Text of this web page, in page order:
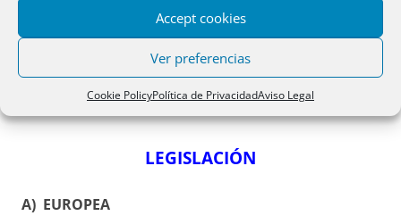
Accept cookies
Ver preferencias
Cookie PolicyPolítica de PrivacidadAviso Legal
3 En el marco de lo dispuesto por los apartados anteriores,
autorización de productos comerciales.
LEGISLACIÓN
A) EUROPEA